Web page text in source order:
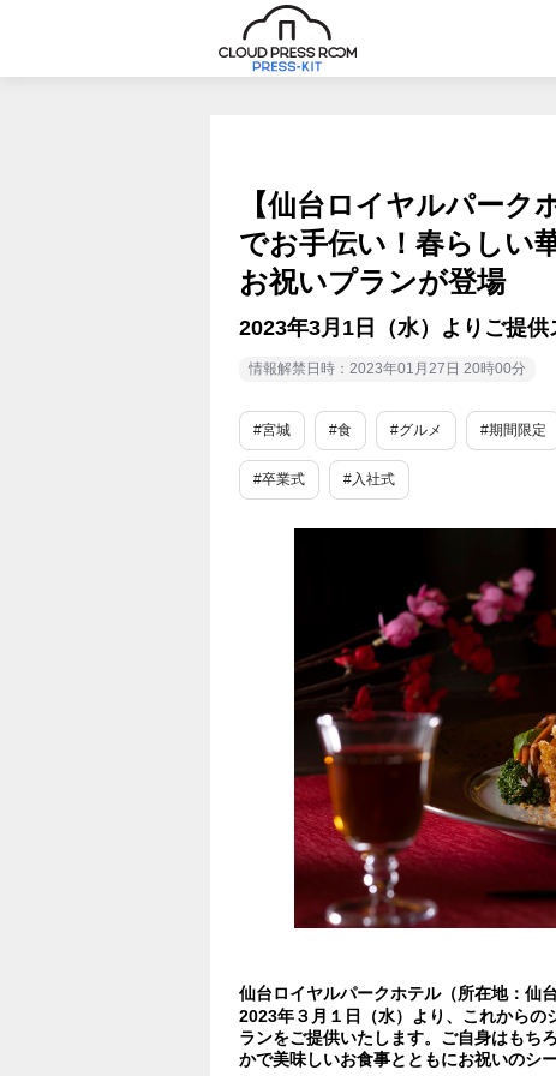
【仙台ロイヤルパー
でお手伝い！春らしい
お祝いプランが登場
2023年3月1日（水）よりご提
情報解禁日時：2023年01月27日 20時00分
#宮城 #食 #グルメ #期間限定
#卒業式 #入社式
仙台ロイヤルパークホテル（所在地：
2023年３月１日（水）より、これからの
ランをご提供いたします。ご自身はもち
かで美味しいお食事とともにお祝いのシ